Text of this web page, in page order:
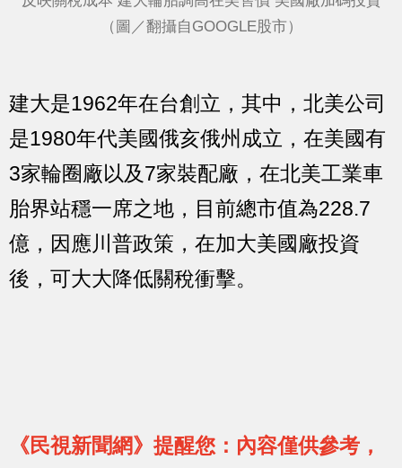
（圖／翻攝自GOOGLE股市）
建大是1962年在台創立，其中，北美公司
是1980年代美國俄亥俄州成立，在美國有
3家輪圈廠以及7家裝配廠，在北美工業車
胎界站穩一席之地，目前總市值為228.7
億，因應川普政策，在加大美國廠投資
後，可大大降低關稅衝擊。
《民視新聞網》提醒您：內容僅供參考，